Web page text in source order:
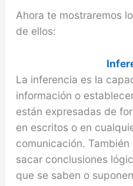
Ahora te mostraremos
de ellos:
La inferencia es la
información o
están expresadas de
en escritos o en
comunicación.
sacar conclusiones
que se saben o